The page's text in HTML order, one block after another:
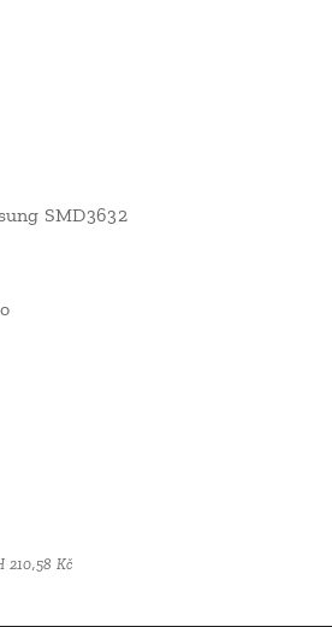
SMD3632
210,58 Kč